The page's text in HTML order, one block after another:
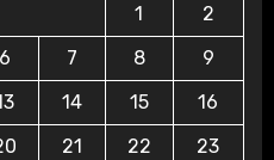
1
2
6 7 8
9
14 15
16
21 22
23